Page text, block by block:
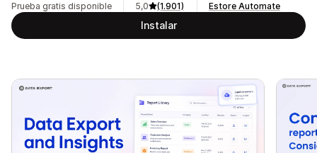
Prueba gratis disponible
5,0
(1.901)
Estore Automate
Instalar